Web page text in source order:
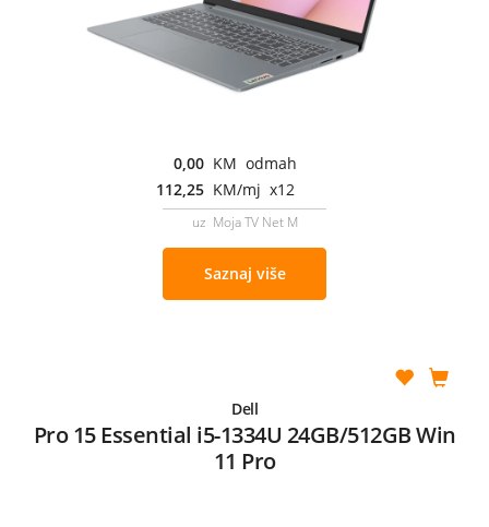
0,00 KM odmah
112,25 KM/mj x12
uz Moja TV Net M
Saznaj više
Dell
Pro 15 Essential i5-1334U 24GB/512GB Win
11 Pro